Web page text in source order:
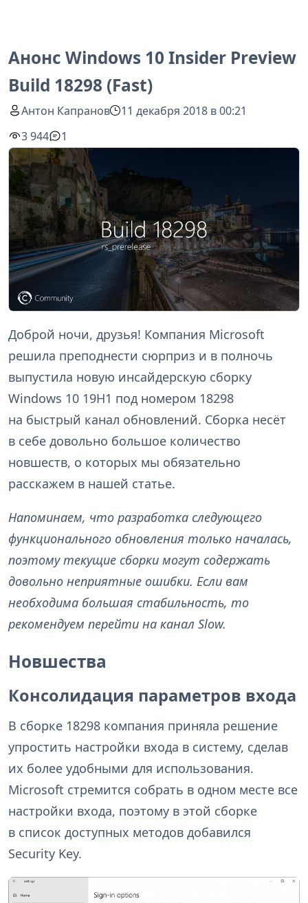
Анонс Windows 10 Insider Preview
Build 18298 (Fast)
Антон Капранов
11 декабря 2018 в 00:21
3 944
1
Доброй ночи, друзья! Компания Microsoft
решила преподнести сюрприз и в полночь
выпустила новую инсайдерскую сборку
Windows 10 19H1 под номером 18298
на быстрый канал обновлений. Сборка несёт
в себе довольно большое количество
новшеств, о которых мы обязательно
расскажем в нашей статье.
Напоминаем, что разработка следующего
функционального обновления только началась,
поэтому текущие сборки могут содержать
довольно неприятные ошибки. Если вам
необходима большая стабильность, то
рекомендуем перейти на канал Slow.
Новшества
Консолидация параметров входа
В сборке 18298 компания приняла решение
упростить настройки входа в систему, сделав
их более удобными для использования.
Microsoft стремится собрать в одном месте все
настройки входа, поэтому в этой сборке
в список доступных методов добавился
Security Key.